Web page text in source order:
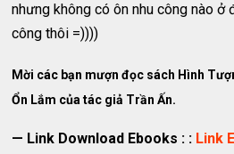
nhưng không có ôn nhu công nào ở
công thôi =))))
Mời các bạn mượn đọc sách Hình
Ổn Lắm của tác giả Trần Ấn.
— Link Download Ebooks : : Link